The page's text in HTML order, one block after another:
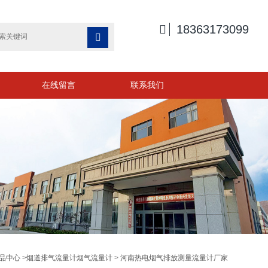

 18363173099
在线留言 联系我们
中心>烟道排气流量计烟气流量计> 河南热电烟气排放测量流量计厂家